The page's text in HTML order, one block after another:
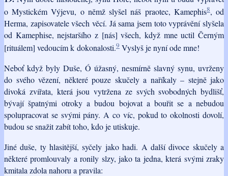
o Mystickém Výjevu, o němž slyšel náš praotec, Kamephis8, od
Herma, zapisovatele všech věcí. Já sama jsem toto vyprávění slyšela
od Kamephise, nejstaršího z [nás] všech, když mne uctil Černým
[rituálem] vedoucím k dokonalosti.9 Vyslyš je nyní ode mne!
Neboť když byly Duše, Ó úžasný, nesmírně slavný synu, uvrženy
do svého vězení, některé pouze skučely a naříkaly – stejně jako
divoká zvířata, která jsou vytržena ze svých svobodných bydlišť,
bývají špatnými otroky a budou bojovat a bouřit se a nebudou
spolupracovat se svými pány. A co víc, pokud to okolnosti dovolí,
budou se snažit zabít toho, kdo je utiskuje.
Jiné duše, ty hlasitější, syčely jako hadi. A další divoce skučely a
některé promlouvaly a ronily slzy, jako ta jedna, která svými zraky
kmitala zdola nahoru a pravila: